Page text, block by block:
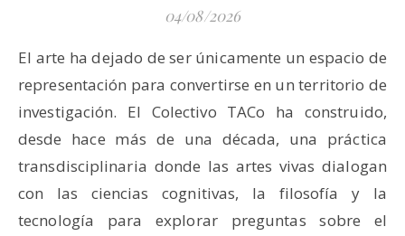
04/08/2026
El arte ha dejado de ser únicamente un espacio de
representación para convertirse en un territorio de
investigación. El Colectivo TACo ha construido,
desde hace más de una década, una práctica
transdisciplinaria donde las artes vivas dialogan
con las ciencias cognitivas, la filosofía y la
tecnología para explorar preguntas sobre el